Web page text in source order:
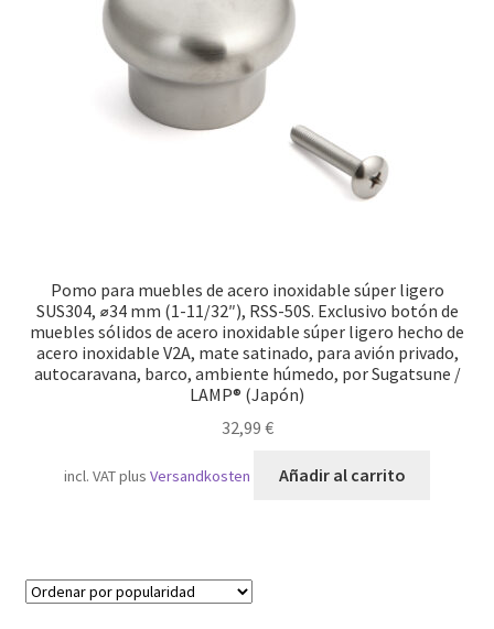
Transporte marítimo
Pomo para muebles de acero inoxidable súper ligero
SUS304, ⌀34 mm (1-11/32″), RSS-50S. Exclusivo botón de
muebles sólidos de acero inoxidable súper ligero hecho de
acero inoxidable V2A, mate satinado, para avión privado,
autocaravana, barco, ambiente húmedo, por Sugatsune /
LAMP® (Japón)
32,99 €
incl. VATplus Versandkosten Añadir al carrito